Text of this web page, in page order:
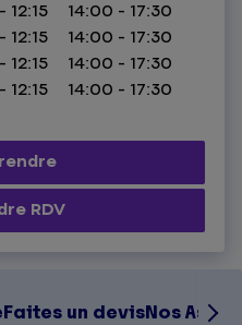
12:15
14:00 - 17:30
12:15
14:00 - 17:30
12:15
14:00 - 17:30
12:15
14:00 - 17:30
rendre
RDV
Faites un devisNos